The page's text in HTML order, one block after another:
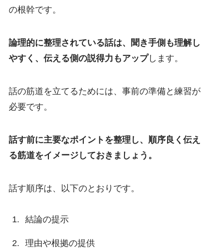
の根幹です。
論理的に整理されている話は、聞き手側も理解し
やすく、伝える側の説得力もアップします。
話の筋道を立てるためには、事前の準備と練習が
必要です。
話す前に主要なポイントを整理し、順序良く伝え
る筋道をイメージしておきましょう。
話す順序は、以下のとおりです。
結論の提示
理由や根拠の提供